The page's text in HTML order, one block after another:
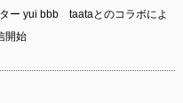
ー yui bbb taataとのコラボによ
開始